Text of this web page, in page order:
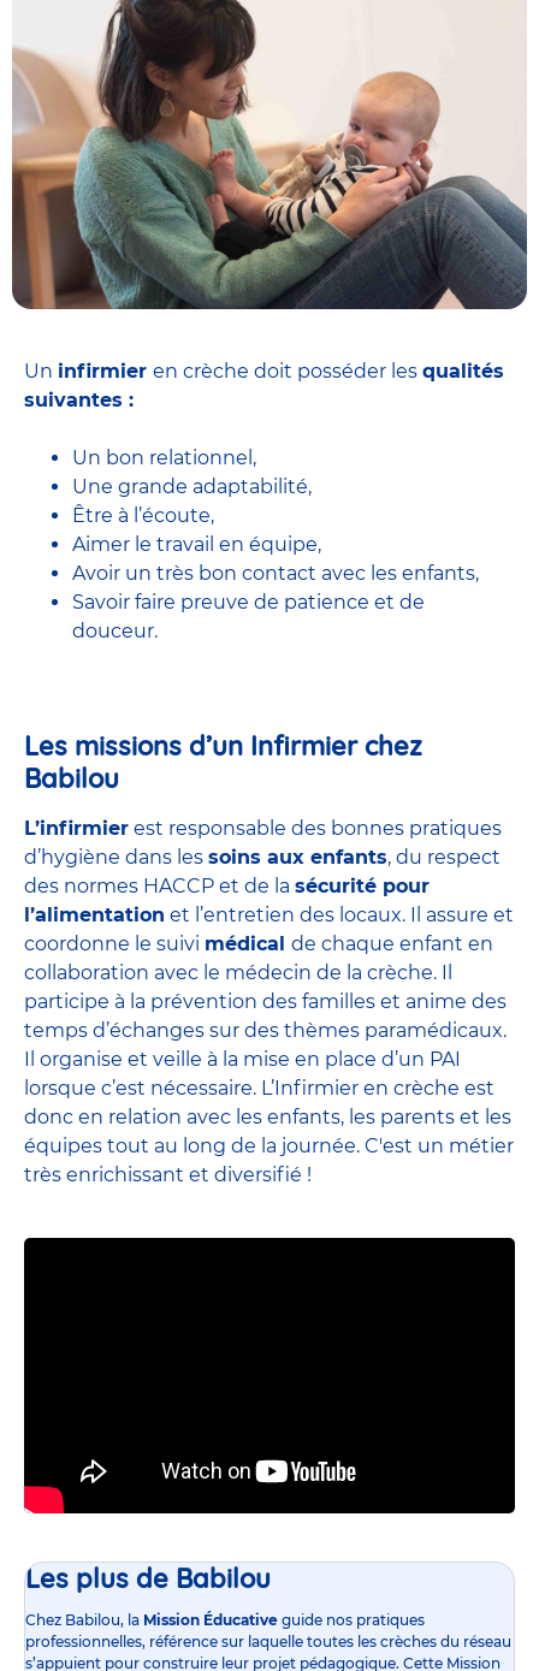
Un infirmier en crèche doit posséder les qualités
suivantes :
Un bon relationnel,
Une grande adaptabilité,
Être à l’écoute,
Aimer le travail en équipe,
Avoir un très bon contact avec les enfants,
Savoir faire preuve de patience et de
douceur.
Les missions d’un Infirmier chez
Babilou
L’infirmier est responsable des bonnes pratiques
d’hygiène dans les soins aux enfants, du respect
des normes HACCP et de la sécurité pour
l’alimentation et l’entretien des locaux. Il assure et
coordonne le suivi médical de chaque enfant en
collaboration avec le médecin de la crèche. Il
participe à la prévention des familles et anime des
temps d’échanges sur des thèmes paramédicaux.
Il organise et veille à la mise en place d’un PAI
lorsque c’est nécessaire. L’Infirmier en crèche est
donc en relation avec les enfants, les parents et les
équipes tout au long de la journée. C'est un métier
très enrichissant et diversifié !
Les plus de Babilou
Chez Babilou, la Mission Éducative guide nos pratiques
professionnelles, référence sur laquelle toutes les crèches du réseau
s’appuient pour construire leur projet pédagogique. Cette Mission